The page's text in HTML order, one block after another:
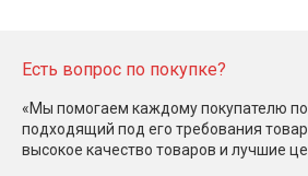
Есть вопрос по покупке?
«Мы помогаем каждому покупателю
подходящий под его требования
высокое качество товаров и лучшие